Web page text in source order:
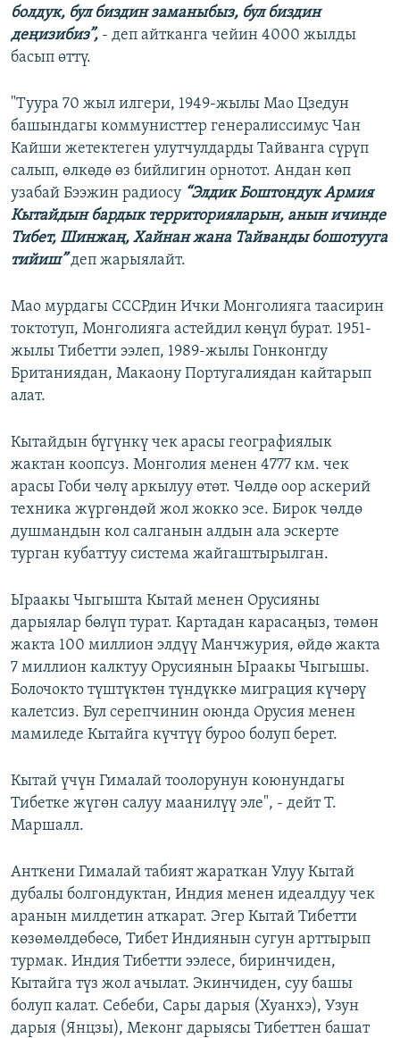
болдук, бул биздин заманыбыз, бул биздин
деңизибиз”, - деп айтканга чейин 4000 жылды
басып өттү.
"Туура 70 жыл илгери, 1949-жылы Мао Цзедун
башындагы коммунисттер генералиссимус Чан
Кайши жетектеген улутчулдарды Тайванга сүрүп
салып, өлкөдө өз бийлигин орнотот. Андан көп
узабай Бээжин радиосу “Элдик Боштондук Армия
Кытайдын бардык территорияларын, анын ичинде
Тибет, Шинжаң, Хайнан жана Тайванды бошотууга
тийиш”деп жарыялайт.
Мао мурдагы СССРдин Ички Монголияга таасирин
токтотуп, Монголияга астейдил көңүл бурат. 1951-
жылы Тибетти ээлеп, 1989-жылы Гонконгду
Британиядан, Макаону Португалиядан кайтарып
алат.
Кытайдын бүгүнкү чек арасы географиялык
жактан коопсуз. Монголия менен 4777 км. чек
арасы Гоби чөлү аркылуу өтөт. Чөлдө оор аскерий
техника жүргөндөй жол жокко эсе. Бирок чөлдө
душмандын кол салганын алдын ала эскерте
турган кубаттуу система жайгаштырылган.
Ыраакы Чыгышта Кытай менен Орусияны
дарыялар бөлүп турат. Картадан карасаңыз, төмөн
жакта 100 миллион элдүү Манчжурия, өйдө жакта
7 миллион калктуу Орусиянын Ыраакы Чыгышы.
Болочокто түштүктөн түндүккө миграция күчөрү
калетсиз. Бул серепчинин оюнда Орусия менен
мамиледе Кытайга күчтүү буроо болуп берет.
Кытай үчүн Гималай тоолорунун коюнундагы
Тибетке жүгөн салуу маанилүү эле", - дейт Т.
Маршалл.
Анткени Гималай табият жараткан Улуу Кытай
дубалы болгондуктан, Индия менен идеалдуу чек
аранын милдетин аткарат. Эгер Кытай Тибетти
көзөмөлдөбөсө, Тибет Индиянын сугун арттырып
турмак. Индия Тибетти ээлесе, биринчиден,
Кытайга түз жол ачылат. Экинчиден, суу башы
болуп калат. Себеби, Сары дарыя (Хуанхэ), Узун
дарыя (Янцзы), Меконг дарыясы Тибеттен башат